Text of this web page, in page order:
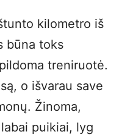
kilometro iš
būna toks
treniruotė.
o išvarau save
Žinoma,
puikiai, lyg